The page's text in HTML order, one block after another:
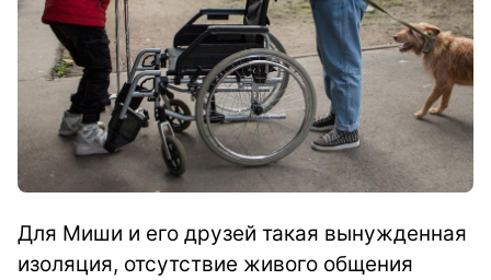
Для Миши и его друзей такая вынужденная
изоляция, отсутствие живого общения